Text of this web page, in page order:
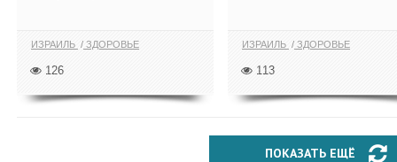
ИЗРАИЛЬ ЗДОРОВЬЕ
126
ИЗРАИЛЬ ЗДОРОВЬЕ
113
ПОКАЗАТЬ ЕЩЁ